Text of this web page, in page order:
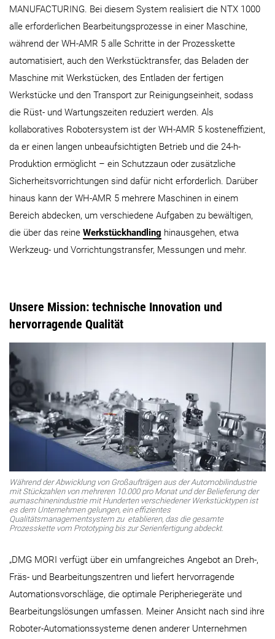
MANUFACTURING. Bei diesem System realisiert die NTX 1000
alle erforderlichen Bearbeitungsprozesse in einer Maschine,
während der WH-AMR 5 alle Schritte in der Prozesskette
automatisiert, auch den Werkstücktransfer, das Beladen der
Maschine mit Werkstücken, des Entladen der fertigen
Werkstücke und den Transport zur Reinigungseinheit, sodass
die Rüst- und Wartungszeiten reduziert werden. Als
kollaboratives Robotersystem ist der WH-AMR 5 kosteneffizient,
da er einen langen unbeaufsichtigten Betrieb und die 24-h-
Produktion ermöglicht – ein Schutzzaun oder zusätzliche
Sicherheitsvorrichtungen sind dafür nicht erforderlich. Darüber
hinaus kann der WH-AMR 5 mehrere Maschinen in einem
Bereich abdecken, um verschiedene Aufgaben zu bewältigen,
die über das reine Werkstückhandling hinausgehen, etwa
Werkzeug- und Vorrichtungstransfer, Messungen und mehr.
Unsere Mission: technische Innovation und
hervorragende Qualität
Während der Abwicklung von Großaufträgen aus der Automobilindustrie
mit Stückzahlen von mehreren 10.000 pro Monat und der Belieferung der
aumaschinenindustrie mit Hunderten verschiedener Werkstücktypen ist
es dem Unternehmen gelungen, ein effizientes
Qualitätsmanagementsystem zu etablieren, das die gesamte
Prozesskette vom Prototyping bis zur Serienfertigung abdeckt.
„DMG MORI verfügt über ein umfangreiches Angebot an Dreh-,
Fräs- und Bearbeitungszentren und liefert hervorragende
Automationsvorschläge, die optimale Peripheriegeräte und
Bearbeitungslösungen umfassen. Meiner Ansicht nach sind ihre
Roboter-Automationssysteme denen anderer Unternehmen